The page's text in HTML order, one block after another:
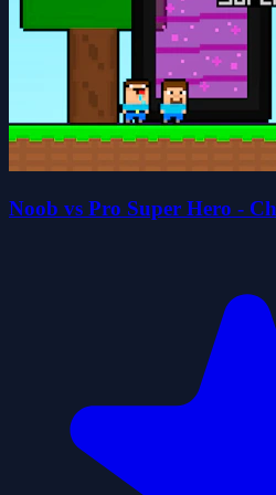
Noob vs Pro Super Hero -